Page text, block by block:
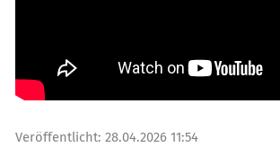
Veröffentlicht: 28.04.2026 11:54